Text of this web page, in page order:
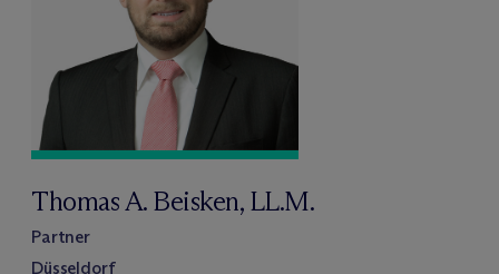
Thomas A. Beisken, LL.M.
Partner
Düsseldorf